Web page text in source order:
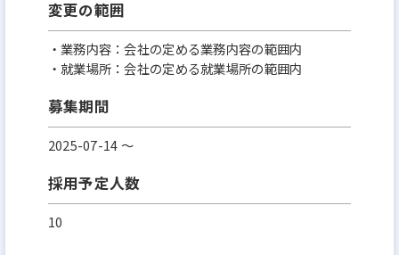
変更の範囲
・業務内容：会社の定める業務内容の範囲内
・就業場所：会社の定める就業場所の範囲内
募集期間
2025-07-14 〜
採用予定人数
10